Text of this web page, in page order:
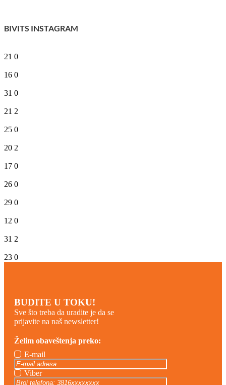
BIVITS INSTAGRAM
21 0
16 0
31 0
21 2
25 0
20 2
17 0
26 0
29 0
12 0
31 2
23 0
BUDITE U TOKU!
Sve što treba da uradite je da se
prijavite na naš newsletter!
Želim obaveštenja preko:
E-mail
Viber